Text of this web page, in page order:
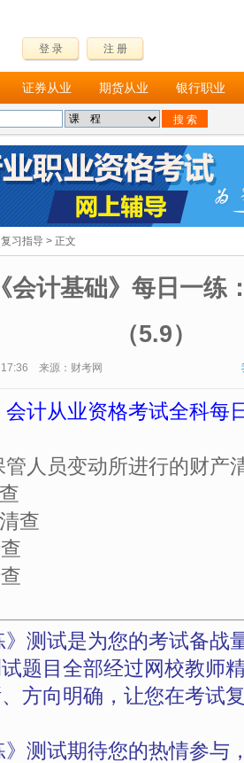
登 录 注 册
证券从业 期货从业 银行职业
复习指导 > 正文
会计基础》每日一练
（5.9）
来源：财考网
会计从业资格考试全科每
管人员变动所进行的财
查
》测试是为您的考试备战
题目全部经过网校教师
方向明确，让您在考试
》测试期待您的热情参与